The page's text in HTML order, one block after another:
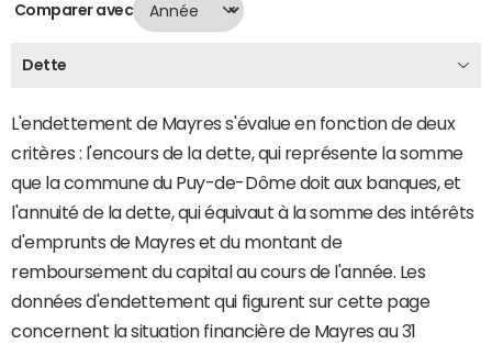
Comparer avec
Dette
L'endettement de Mayres s'évalue en fonction de deux
critères : l'encours de la dette, qui représente la somme
que la commune du Puy-de-Dôme doit aux banques, et
l'annuité de la dette, qui équivaut à la somme des intérêts
d'emprunts de Mayres et du montant de
remboursement du capital au cours de l'année. Les
données d'endettement qui figurent sur cette page
concernent la situation financière de Mayres au 31